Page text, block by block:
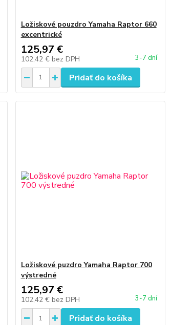
Ložiskové pouzdro Yamaha Raptor 660
excentrické
125,97 €
102,42 € bez DPH 3-7 dní
Pridať do košíka
Ložiskové puzdro Yamaha Raptor 700
výstredné
125,97 €
102,42 € bez DPH 3-7 dní
Pridať do košíka